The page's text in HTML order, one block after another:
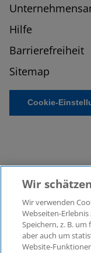
Hilfe
Barrierefreiheit
Sitemap
Cookie-
©2026 KPMG
assoziiert mit der
Wir
Wir verwenden
Webseiten-
Speichern, z. B.
aber auch um
Website-